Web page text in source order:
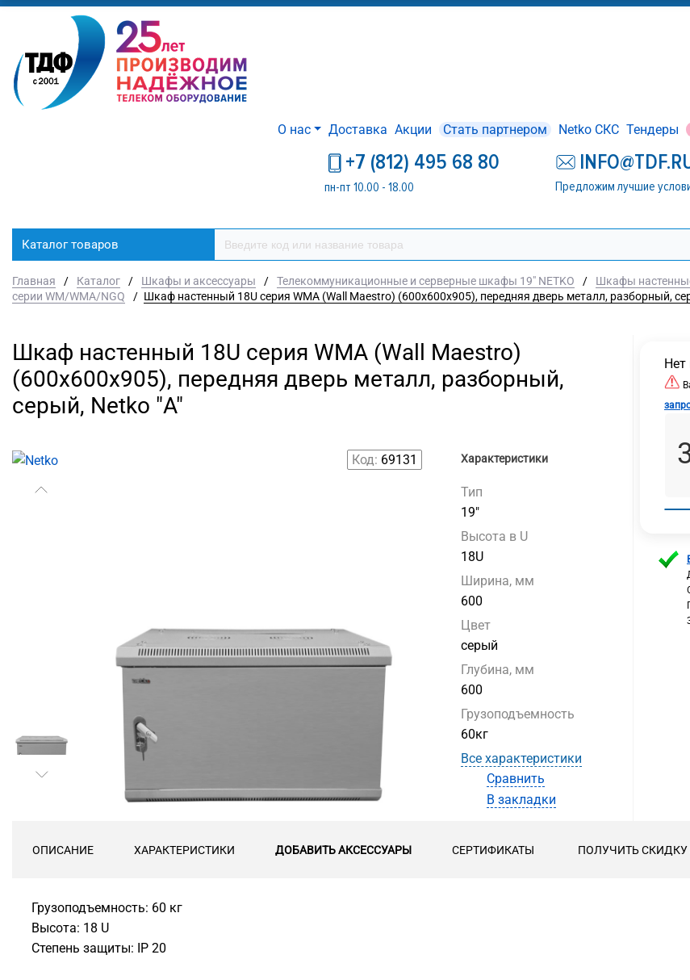
О нас Доставка Акции Стать партнером Netko СКС Тендеры
+7 (812) 495 68 80
пн-пт 10.00 - 18.00 Предложим лучшие
Каталог товаров
Главная / Каталог / Шкафы и аксессуары / Телекоммуникационные и серверные шкафы 19" NETKO / Шкафы
серии WM/WMA/NGQ
/ Шкаф настенный 18U серия WMA (Wall Maestro) (600х600х905), передняя дверь металл, разборный,
Шкаф настенный 18U серия WMA (Wall Maestro)
(600х600х905), передняя дверь металл, разборный,
серый, Netko "А"
Код: 69131 Характеристики
Тип
19"
Высота в U
18U
Ширина, мм
600
Цвет
серый
Глубина, мм
600
Грузоподъемность
60кг
Все характеристики
Сравнить
В закладки
Нет
ОПИСАНИЕ ХАРАКТЕРИСТИКИ ДОБАВИТЬ АКСЕССУАРЫ СЕРТИФИКАТЫ ПОЛУЧИТЬ СКИДКУ
Грузоподъемность: 60 кг
Высота: 18 U
Степень защиты: IP 20